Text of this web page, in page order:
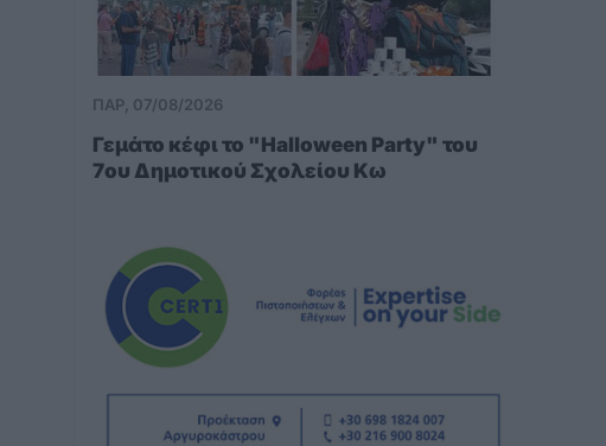
ΠΑΡ, 07/08/2026
Γεμάτο κέφι το "Halloween Party" του
7ου Δημοτικού Σχολείου Κω